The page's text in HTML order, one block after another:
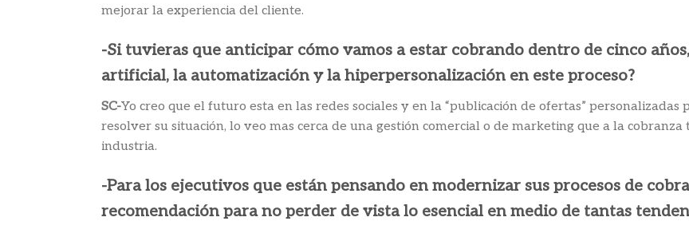
mejorar la experiencia del cliente.
-Si tuvieras que anticipar cómo vamos a estar cobrando dentro de cinco
artificial, la automatización y la hiperpersonalización en este proceso?
SC-Yo creo que el futuro esta en las redes sociales y en la “publicación de ofertas”
resolver su situación, lo veo mas cerca de una gestión comercial o de marketing que a la
industria.
-Para los ejecutivos que están pensando en modernizar sus procesos de
recomendación para no perder de vista lo esencial en medio de tantas